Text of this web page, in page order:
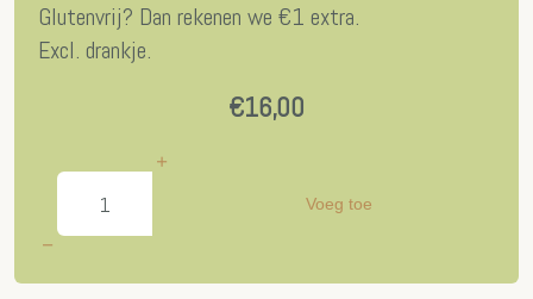
Glutenvrij? Dan rekenen we €1 extra.
Excl. drankje.
€16,00
Voeg toe